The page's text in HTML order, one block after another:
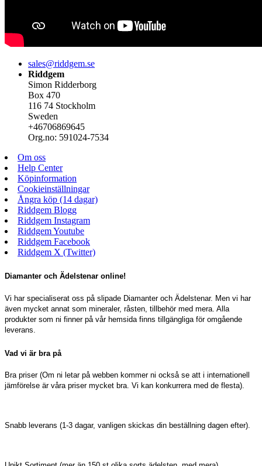
sales@riddgem.se
Riddgem
Simon Ridderborg
Box 470
116 74 Stockholm
Sweden
+46706869645
Org.no: 591024-7534
Om oss
Help Center
Köpinformation
Cookieinställningar
Ångra köp (14 dagar)
Riddgem Blogg
Riddgem Instagram
Riddgem Youtube
Riddgem Facebook
Riddgem X (Twitter)
Diamanter och Ädelstenar online!
Vi har specialiserat oss på slipade Diamanter och Ädelstenar. Men vi har
även mycket annat som mineraler, råsten, tillbehör med mera. Alla
produkter som ni finner på vår hemsida finns tillgängliga för omgående
leverans.
Vad vi är bra på
Bra priser (Om ni letar på webben kommer ni också se att i internationell
jämförelse är våra priser mycket bra. Vi kan konkurrera med de flesta).
Snabb leverans (1-3 dagar, vanligen skickas din beställning dagen efter).